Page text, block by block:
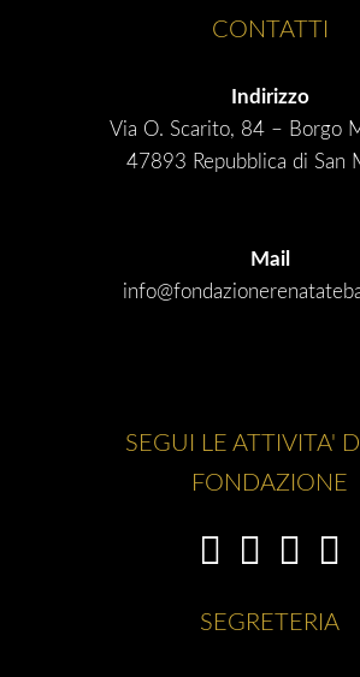
CONTATTI
Indirizzo
Via O. Scarito, 84 – Borgo
47893 Repubblica di San
Mail
SEGUI LE ATTIVITA'
FONDAZIONE
SEGRETERIA